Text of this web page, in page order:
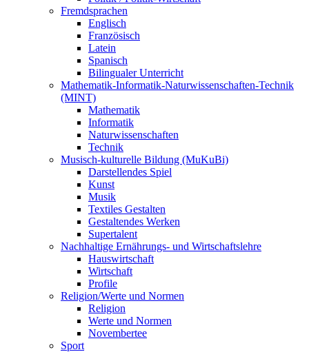
Fremdsprachen
Englisch
Französisch
Latein
Spanisch
Bilingualer Unterricht
Mathematik-Informatik-Naturwissenschaften-Technik
(MINT)
Mathematik
Informatik
Naturwissenschaften
Technik
Musisch-kulturelle Bildung (MuKuBi)
Darstellendes Spiel
Kunst
Musik
Textiles Gestalten
Gestaltendes Werken
Supertalent
Nachhaltige Ernährungs- und Wirtschaftslehre
Hauswirtschaft
Wirtschaft
Profile
Religion/Werte und Normen
Religion
Werte und Normen
Novembertee
Sport